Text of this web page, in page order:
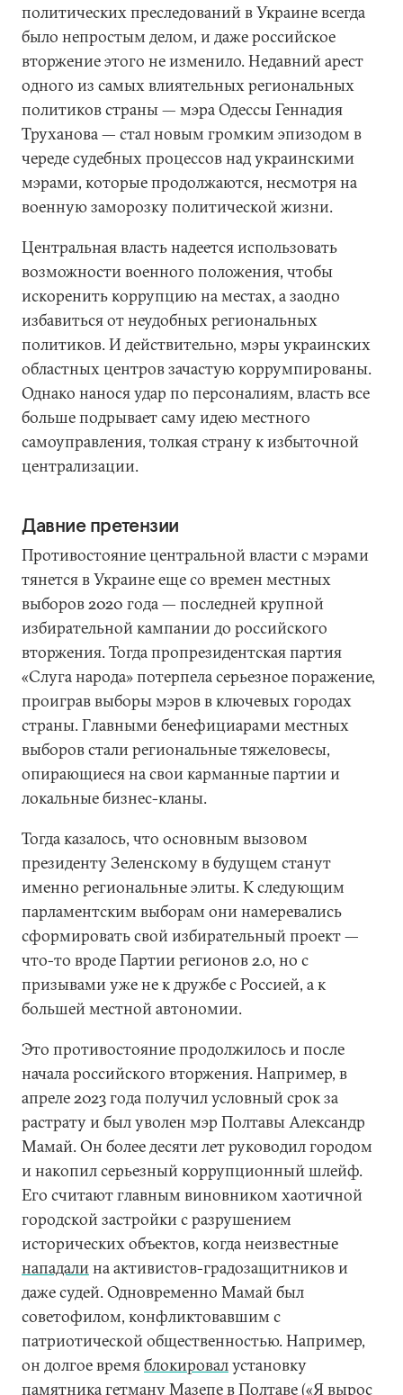
политических преследований в Украине всегда
было непростым делом, и даже российское
вторжение этого не изменило. Недавний арест
одного из самых влиятельных региональных
политиков страны — мэра Одессы Геннадия
Труханова — стал новым громким эпизодом в
череде судебных процессов над украинскими
мэрами, которые продолжаются, несмотря на
военную заморозку политической жизни.
Центральная власть надеется использовать
возможности военного положения, чтобы
искоренить коррупцию на местах, а заодно
избавиться от неудобных региональных
политиков. И действительно, мэры украинских
областных центров зачастую коррумпированы.
Однако нанося удар по персоналиям, власть все
больше подрывает саму идею местного
самоуправления, толкая страну к избыточной
централизации.
Давние претензии
Противостояние центральной власти с мэрами
тянется в Украине еще со времен местных
выборов 2020 года — последней крупной
избирательной кампании до российского
вторжения. Тогда пропрезидентская партия
«Слуга народа» потерпела серьезное поражение,
проиграв выборы мэров в ключевых городах
страны. Главными бенефициарами местных
выборов стали региональные тяжеловесы,
опирающиеся на свои карманные партии и
локальные бизнес-кланы.
Тогда казалось, что основным вызовом
президенту Зеленскому в будущем станут
именно региональные элиты. К следующим
парламентским выборам они намеревались
сформировать свой избирательный проект —
что-то вроде Партии регионов 2.0, но с
призывами уже не к дружбе с Россией, а к
большей местной автономии.
Это противостояние продолжилось и после
начала российского вторжения. Например, в
апреле 2023 года получил условный срок за
растрату и был уволен мэр Полтавы Александр
Мамай. Он более десяти лет руководил городом
и накопил серьезный коррупционный шлейф.
Его считают главным виновником хаотичной
городской застройки с разрушением
исторических объектов, когда неизвестные
нападалина активистов-градозащитников и
даже судей. Одновременно Мамай был
советофилом, конфликтовавшим с
патриотической общественностью. Например,
он долгое времяблокировалустановку
памятника гетману Мазепе в Полтаве («Я вырос